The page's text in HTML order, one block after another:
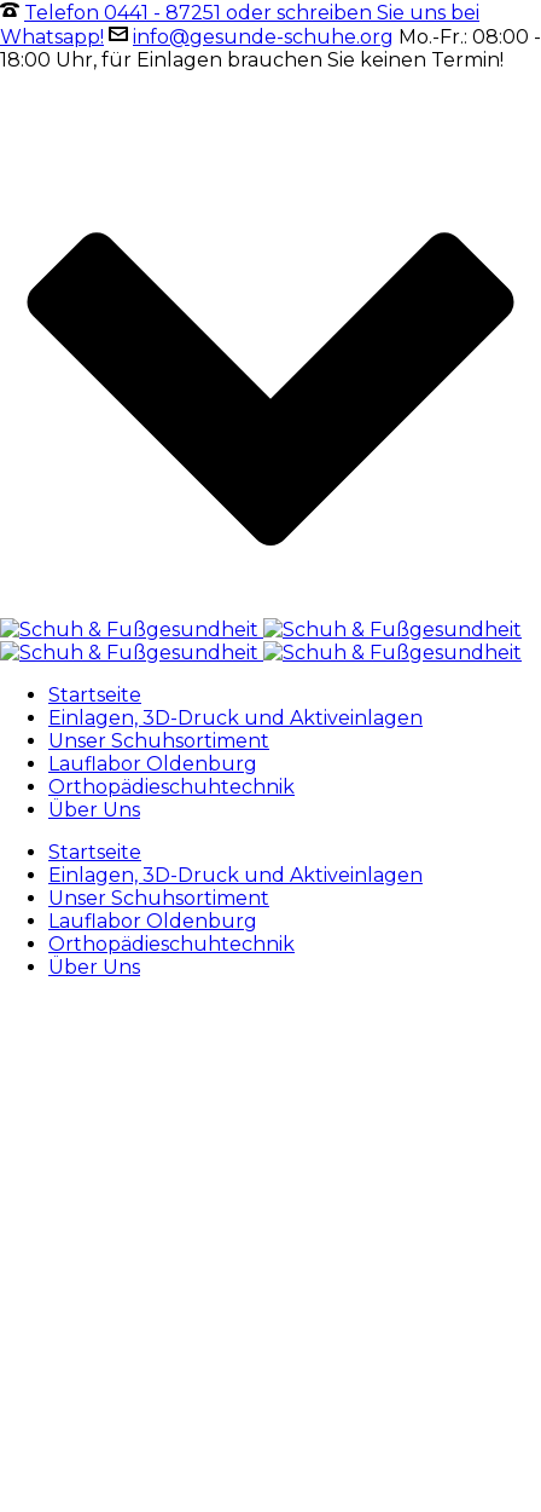
Telefon 0441 - 87251 oder schreiben Sie uns bei
Whatsapp!
info@gesunde-schuhe.org Mo.-Fr.: 08:00 -
18:00 Uhr, für Einlagen brauchen Sie keinen Termin!
Startseite
Einlagen, 3D-Druck und Aktiveinlagen
Unser Schuhsortiment
Lauflabor Oldenburg
Orthopädieschuhtechnik
Über Uns
Startseite
Einlagen, 3D-Druck und Aktiveinlagen
Unser Schuhsortiment
Lauflabor Oldenburg
Orthopädieschuhtechnik
Über Uns